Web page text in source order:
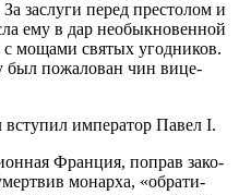
за­слу­ги пе­ред пре­сто­лом и
ему в дар необык­но­вен­ной
с мо­ща­ми свя­тых угод­ни­ков.
был по­жа­ло­ван чин ви­це-
всту­пил им­пе­ра­тор Па­вел I.
Фран­ция, по­прав за­ко­
мо­нар­ха, «об­ра­ти­